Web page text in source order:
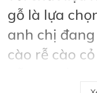
gỗ là lựa
anh chị
cào rễ cào